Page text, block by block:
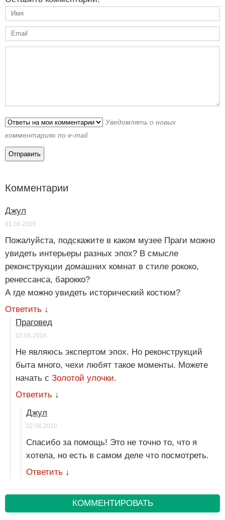
Уведомлять о новых
комментариях по e-mail.
Комментарии
Джул
01.06.2016
Пожалуйста, подскажите в каком музее Праги можно
увидеть интерьеры разных эпох? В смысле
реконструкции домашних комнат в стиле рококо,
ренессанса, барокко?
А где можно увидеть исторический костюм?
Ответить ↓
Праговед
02.06.2016
Не являюсь экспертом эпох. Но реконструкций
быта много, чехи любят такое моменты. Можете
начать с Золотой улочки.
Ответить ↓
Джул
02.06.2016
Спасибо за помощь! Это не точно то, что я
хотела, но есть в самом деле что посмотреть.
Ответить ↓
КОММЕНТИРОВАТЬ